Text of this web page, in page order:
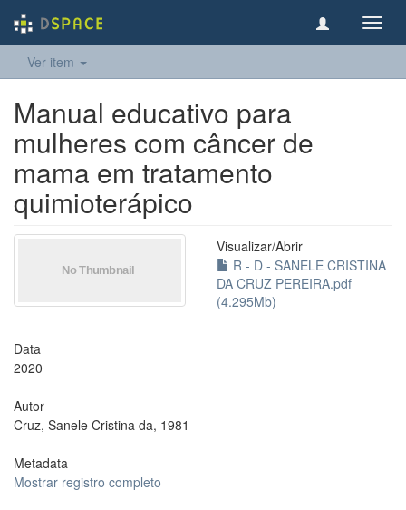
Ver item
Manual educativo para
mulheres com câncer de
mama em tratamento
quimioterápico
Visualizar/Abrir
R - D - SANELE CRISTINA
DA CRUZ PEREIRA.pdf
(4.295Mb)
Data
2020
Autor
Cruz, Sanele Cristina da, 1981-
Metadata
Mostrar registro completo